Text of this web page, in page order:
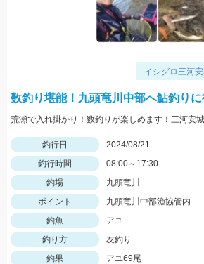
イシグロ三河
数釣り堪能！九頭竜川中部へ鮎釣りに
荒瀬で入れ掛かり！数釣りが楽しめます！三河安
釣行日
2024/08/21
釣行時間
08:00～17:30
釣場
九頭竜川
ポイント
九頭竜川中部漁協管内
釣魚
アユ
釣り方
友釣り
釣果
アユ69尾